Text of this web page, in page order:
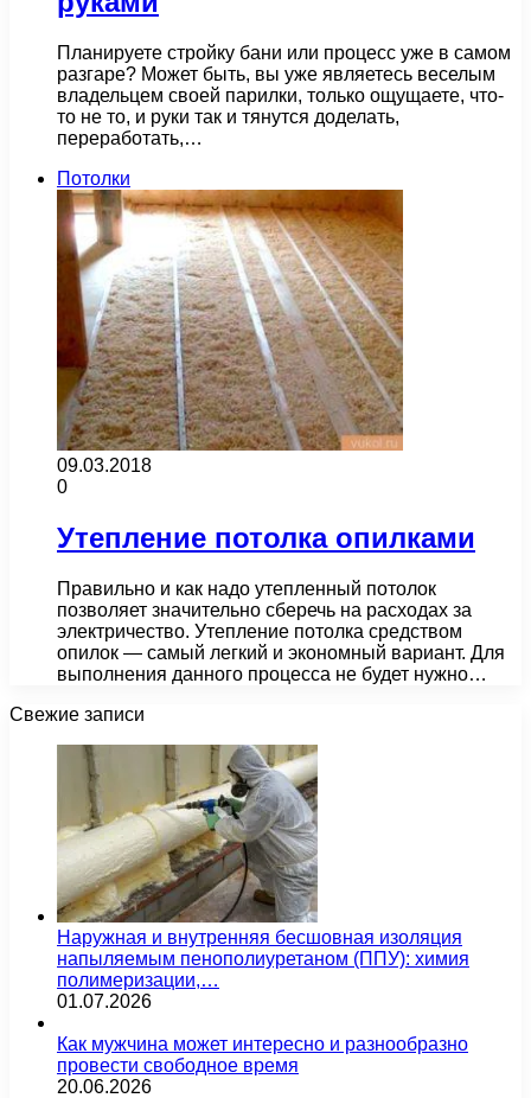
Планируете стройку бани или процесс уже в самом
разгаре? Может быть, вы уже являетесь веселым
владельцем своей парилки, только ощущаете, что-
то не то, и руки так и тянутся доделать,
переработать,…
Потолки
09.03.2018
0
Утепление потолка опилками
Правильно и как надо утепленный потолок
позволяет значительно сберечь на расходах за
электричество. Утепление потолка средством
опилок — самый легкий и экономный вариант. Для
выполнения данного процесса не будет нужно…
Свежие записи
Наружная и внутренняя бесшовная изоляция
напыляемым пенополиуретаном (ППУ): химия
полимеризации,…
01.07.2026
Как мужчина может интересно и разнообразно
провести свободное время
20.06.2026